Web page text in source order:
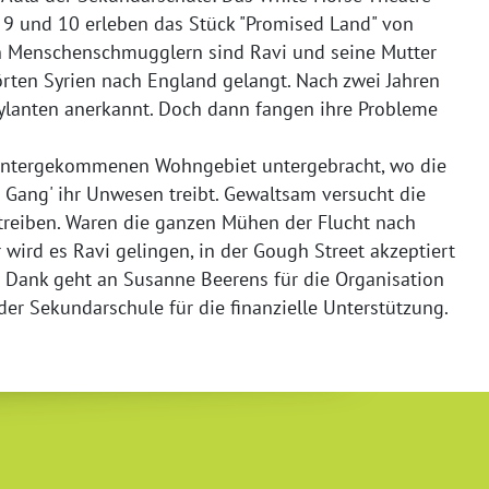
und 10 erleben das Stück "Promised Land" von
sind Ravi und seine Mutter
Syrien nach England gelangt. Nach zwei Jahren
anerkannt. Doch dann fangen ihre Probleme
Wohngebiet untergebracht, wo die
ihr Unwesen treibt. Gewaltsam versucht die
Waren die ganzen Mühen der Flucht nach
es Ravi gelingen, in der Gough Street akzeptiert
geht an Susanne Beerens für die Organisation
Sekundarschule für die finanzielle Unterstützung.